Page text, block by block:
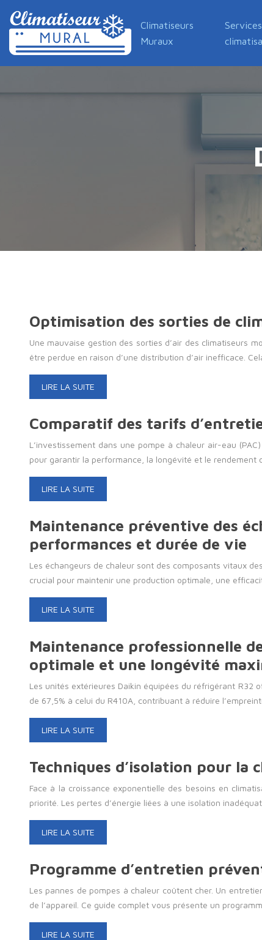
Climatiseurs
Muraux
Optimisation des sorties de
Une mauvaise gestion des sorties d’air des climatiseurs
être perdue en raison d’une distribution d’air inefficace.
LIRE LA SUITE
Comparatif des tarifs
L’investissement dans une pompe à chaleur air-eau
pour garantir la performance, la longévité et le rendement
LIRE LA SUITE
Maintenance préventive des
performances et durée de vie
Les échangeurs de chaleur sont des composants vitaux
crucial pour maintenir une production optimale, une
LIRE LA SUITE
Maintenance professionnelle
optimale et une longévité
Les unités extérieures Daikin équipées du réfrigérant
de 67,5% à celui du R410A, contribuant à réduire
LIRE LA SUITE
Techniques d’isolation pour
Face à la croissance exponentielle des besoins en
priorité. Les pertes d’énergie liées à une isolation
LIRE LA SUITE
Programme d’entretien
Les pannes de pompes à chaleur coûtent cher. Un
de l’appareil. Ce guide complet vous présente un
LIRE LA SUITE